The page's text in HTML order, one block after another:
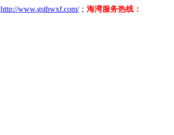
http://www.gsthwxf.com/； 海湾服务热线：